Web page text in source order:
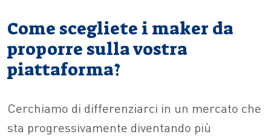
Come scegliete i maker da
proporre sulla vostra
piattaforma?
Cerchiamo di differenziarci in un mercato che
sta progressivamente diventando più